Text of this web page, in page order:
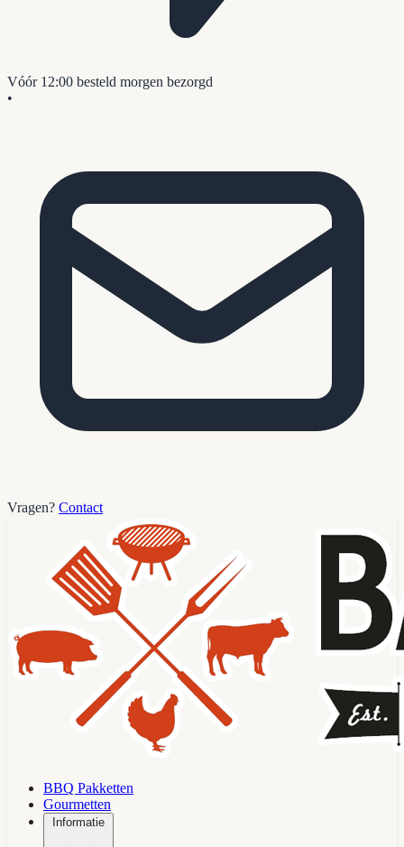
Vóór 12:00 besteld morgen bezorgd
•
Vragen? Contact
BBQ Pakketten
Gourmetten
Informatie